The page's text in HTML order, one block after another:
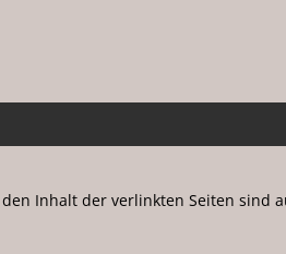
Inhalt der verlinkten Seiten sind